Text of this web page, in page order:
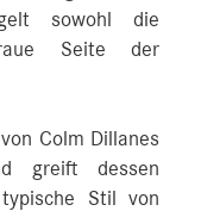
sowohl die
Seite der
Colm Dillanes
greift dessen
Stil von